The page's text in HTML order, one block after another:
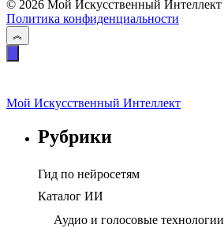
© 2026 Мой Искусственный Интеллект
Политика конфиденциальности
Мой Искусственный Интеллект
Рубрики
Гид по нейросетям
Каталог ИИ
Аудио и голосовые технологии